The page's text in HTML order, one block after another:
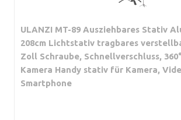
ULANZI MT-89 Ausziehbares Stativ
208cm Lichtstativ tragbares
Zoll Schraube, Schnellverschluss,
Kamera Handy stativ für Kamera,
Smartphone